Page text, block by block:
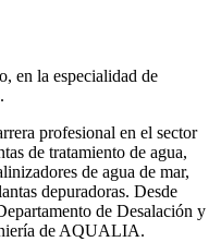
en la especialidad de
profesional en el sector
de tratamiento de agua,
de agua de mar,
depuradoras. Desde
de Desalación y
de AQUALIA.